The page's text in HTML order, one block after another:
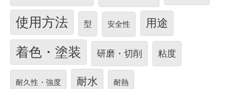
使用方法 型 安全性 用途
着色・塗装 研磨・切削 粘度
耐久性・強度 耐水 耐熱